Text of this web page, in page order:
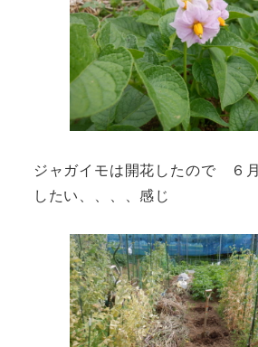
ジャガイモは開花したので ６
したい、、、、感じ